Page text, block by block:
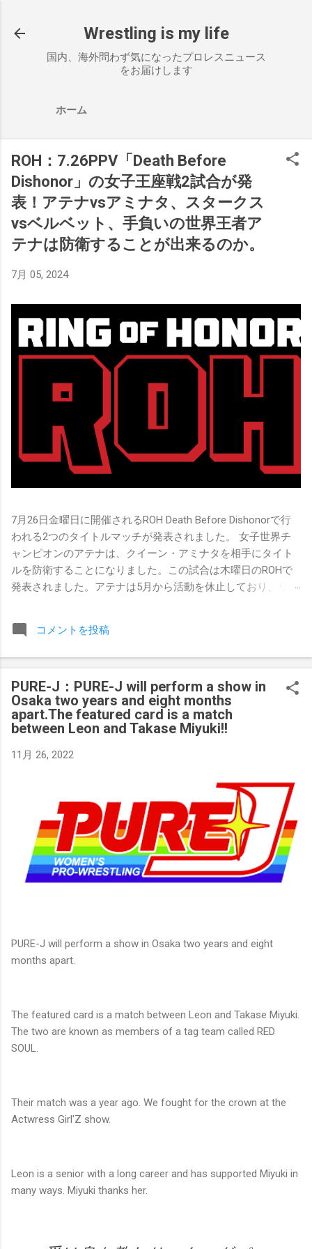
Wrestling is my life
国内、海外問わず気になったプロレスニュース
をお届けします
ホーム
ROH：7.26PPV「Death Before
Dishonor」の女子王座戦2試合が発
表！アテナvsアミナタ、スタークス
vsベルベット、手負いの世界王者ア
テナは防衛することが出来るのか。
7月 05, 2024
7月26日金曜日に開催されるROH Death Before Dishonorで行
われる2つのタイトルマッチが発表されました。 女子世界チ
ャンピオンのアテナは、クイーン・アミナタを相手にタイト
ルを防衛することになりました。この試合は木曜日のROHで
発表されました。アテナは5月から活動を休止しており、リン
女子世界チャンピオンは5月の最後の試合で怪我の恐怖に苦し
みましたが、それはストーリーの中で誇張されています。 ア
でタイトルを防衛します。PPVでレッド・ベルベッドを相手
にROH Women's TV 王座の防衛戦を行います。 木曜日の放送
では、リー・モリアーティーがROH Pure Championship
Proving Groundの試合でウィーラー・ユータとタイムリミット
で引き分けたので、チャンピオンシップへのチャンスを手に
入れましたが、まだPPVでは公式に発表されていません。
コメントを投稿
PURE-J：PURE-J will perform a show in
Osaka two years and eight months
apart.The featured card is a match
between Leon and Takase Miyuki!!
11月 26, 2022
PURE-J will perform a show in Osaka two years and eight
months apart.
The featured card is a match between Leon and Takase Miyuki.
The two are known as members of a tag team called RED
SOUL.
Their match was a year ago. We fought for the crown at the
Actwress Girl'Z show.
Leon is a senior with a long career and has supported Miyuki in
many ways. Miyuki thanks her.